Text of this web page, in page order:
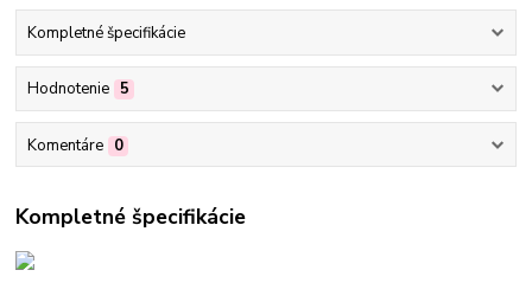
Kompletné špecifikácie
Hodnotenie 5
Komentáre 0
Kompletné špecifikácie